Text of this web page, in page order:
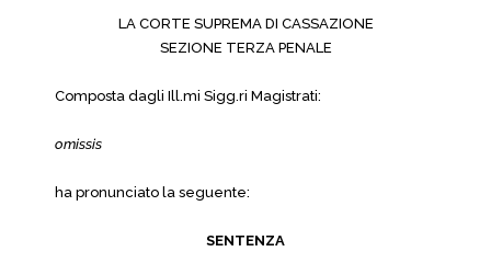
LA CORTE SUPREMA DI CASSAZIONE
SEZIONE TERZA PENALE
Composta dagli Ill.mi Sigg.ri Magistrati:
omissis
ha pronunciato la seguente:
SENTENZA